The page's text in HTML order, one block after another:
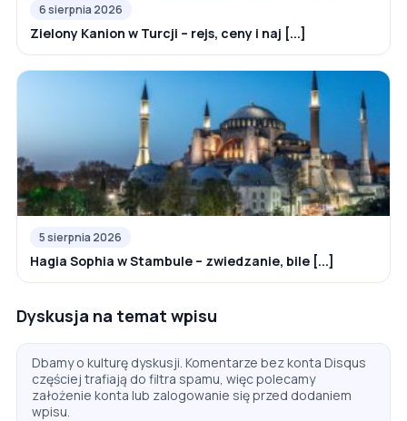
6 sierpnia 2026
Zielony Kanion w Turcji – rejs, ceny i naj [...]
5 sierpnia 2026
Hagia Sophia w Stambule – zwiedzanie, bile [...]
Dyskusja na temat wpisu
Dbamy o kulturę dyskusji. Komentarze bez konta Disqus
częściej trafiają do filtra spamu, więc polecamy
założenie konta lub zalogowanie się przed dodaniem
wpisu.